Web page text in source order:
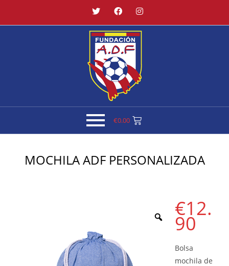
€0.00
MOCHILA ADF PERSONALIZADA
€12.
90
Bolsa
mochila de